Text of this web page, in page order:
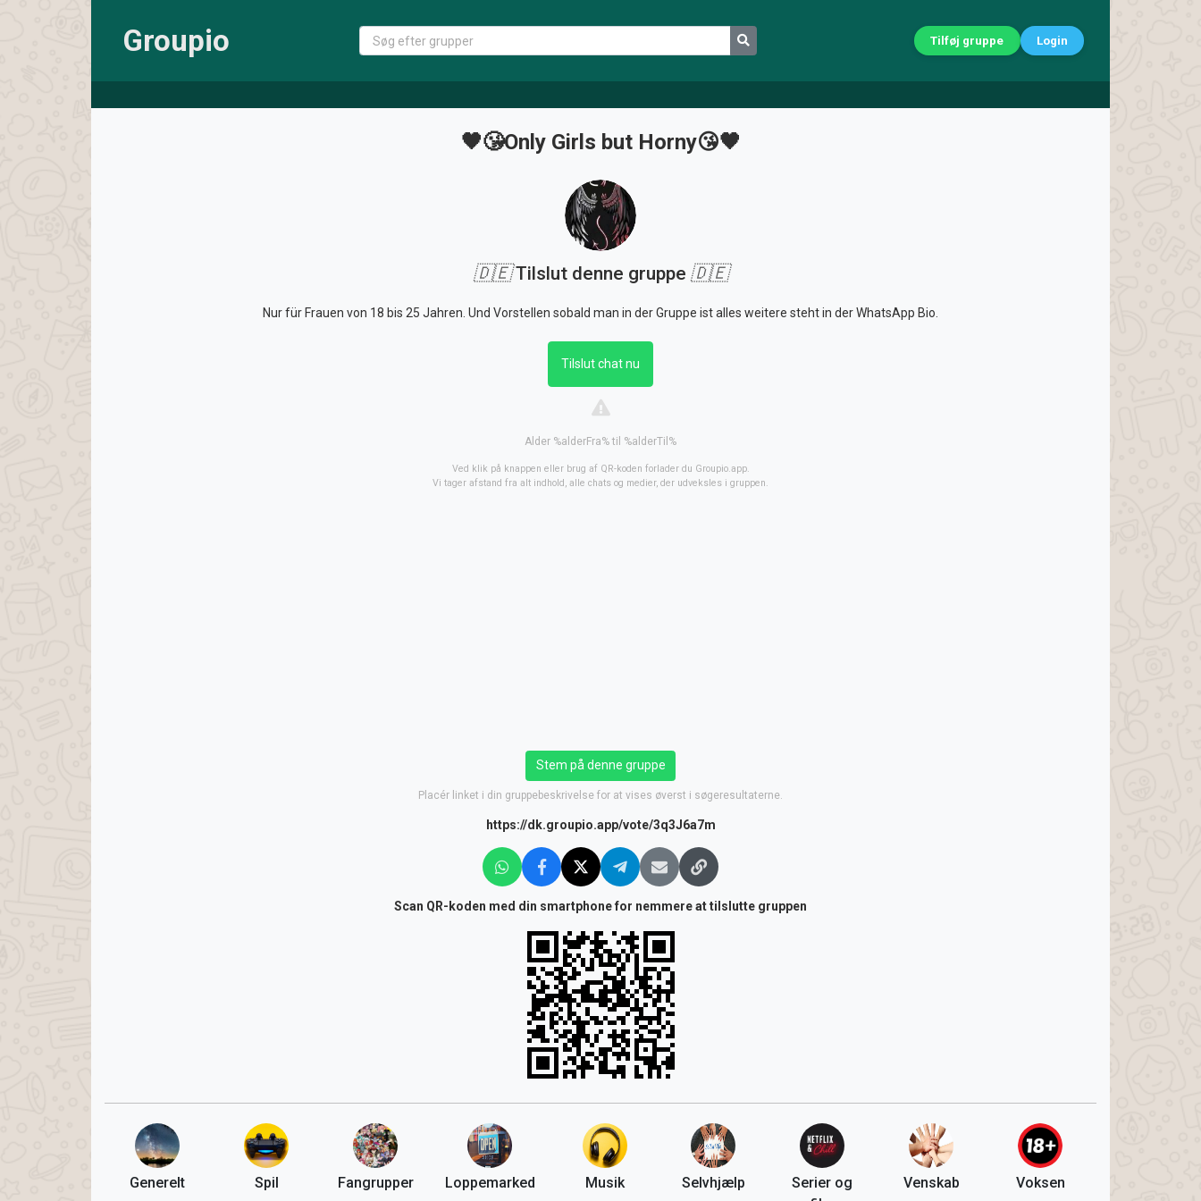
Groupio Tilføj gruppe Login
🖤😘Only Girls but Horny😘🖤
🇩🇪Tilslut denne gruppe 🇩🇪
Nur für Frauen von 18 bis 25 Jahren. Und Vorstellen sobald man in der Gruppe ist alles weitere steht in der WhatsApp Bio.
Tilslut chat nu
Alder %alderFra% til %alderTil%
Ved klik på knappen eller brug af QR-koden forlader du Groupio.app.
Vi tager afstand fra alt indhold, alle chats og medier, der udveksles i gruppen.
Stem på denne gruppe
Placér linket i din gruppebeskrivelse for at vises øverst i søgeresultaterne.
https://dk.groupio.app/vote/3q3J6a7m
Scan QR-koden med din smartphone for nemmere at tilslutte gruppen
Generelt Spil Fangrupper Loppemarked Musik Selvhjælp
Serier og
Venskab Voksen